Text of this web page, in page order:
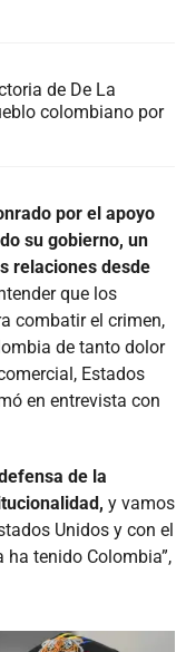
de De La
colombiano por
por el apoyo
su gobierno, un
relaciones desde
que los
combatir el crimen,
de tanto dolor
Estados
en entrevista con
de la
y vamos
Unidos y con el
tenido Colombia”,